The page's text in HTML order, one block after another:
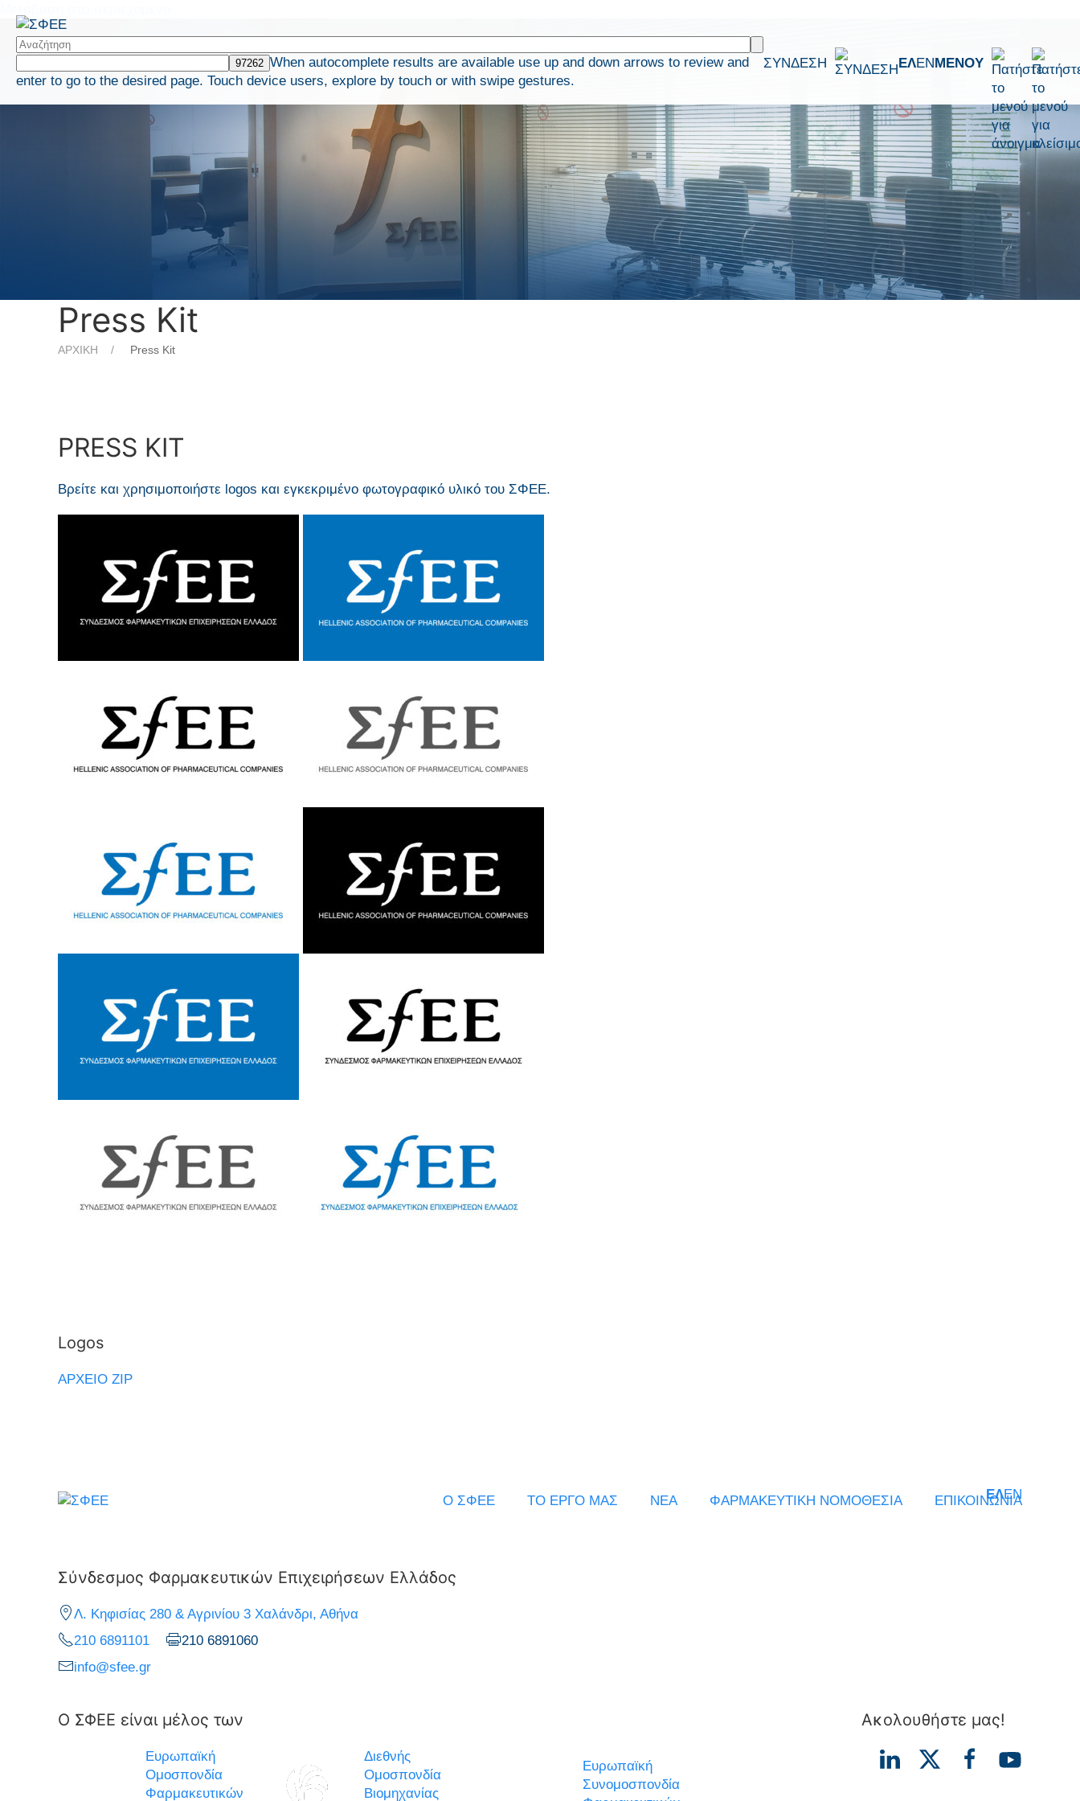
When autocomplete results are available use up and down arrows to review and
enter to go to the desired page. Touch device users, explore by touch or with swipe gestures.
ΣΥΝΔΕΣΗ ΕΛEN ΜΕΝΟΥ
Press Kit
ΑΡΧΙΚΗ Press Kit
PRESS KIT
Βρείτε και χρησιμοποιήστε logos και εγκεκριμένο φωτογραφικό υλικό του ΣΦΕΕ.
Logos
ΑΡΧΕΊΟ ZIP
ΕΛEN
Ο ΣΦΕΕ ΤΟ ΕΡΓΟ ΜΑΣ ΝΕΑ ΦΑΡΜΑΚΕΥΤΙΚΗ ΝΟΜΟΘΕΣΙΑ ΕΠΙΚΟΙΝΩΝΙΑ
Σύνδεσμος Φαρμακευτικών Επιχειρήσεων Ελλάδος
Λ. Κηφισίας 280 & Αγρινίου 3 Χαλάνδρι, Αθήνα
210 6891101
210 6891060
info@sfee.gr
Ο ΣΦΕΕ είναι μέλος των
Ευρωπαϊκή
Ομοσπονδία
Φαρμακευτικών
Διεθνής
Ομοσπονδία
Βιομηχανίας
Ευρωπαϊκή
Συνομοσπονδία
Ακολουθήστε μας!